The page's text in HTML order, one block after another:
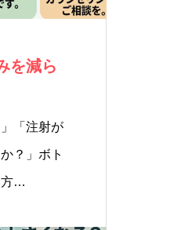
を減ら
「注射が
？」ボト
方…